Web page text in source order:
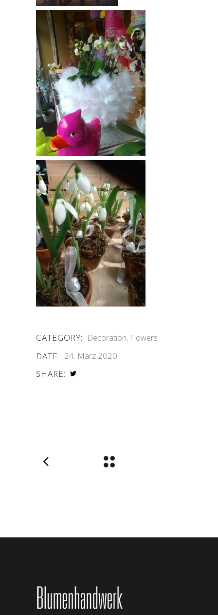
CATEGORY: Decoration Flowers
DATE: 24. März 2020
SHARE: